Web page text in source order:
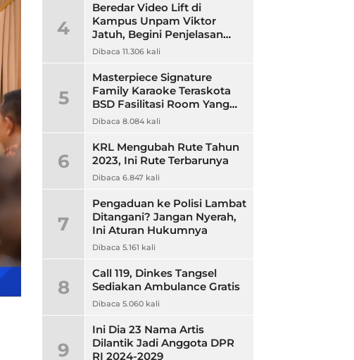
4
Beredar Video Lift di
Kampus Unpam Viktor
Jatuh, Begini Penjelasan
Rektor Unpam
Dibaca 11.306 kali
5
Masterpiece Signature
Family Karaoke Teraskota
BSD Fasilitasi Room Yang
Nyaman dan Harga
Dibaca 8.084 kali
6
KRL Mengubah Rute Tahun
2023, Ini Rute Terbarunya
Dibaca 6.847 kali
7
Pengaduan ke Polisi Lambat
Ditangani? Jangan Nyerah,
Ini Aturan Hukumnya
Dibaca 5.161 kali
8
Call 119, Dinkes Tangsel
Sediakan Ambulance Gratis
Dibaca 5.060 kali
9
Ini Dia 23 Nama Artis
Dilantik Jadi Anggota DPR
RI 2024-2029